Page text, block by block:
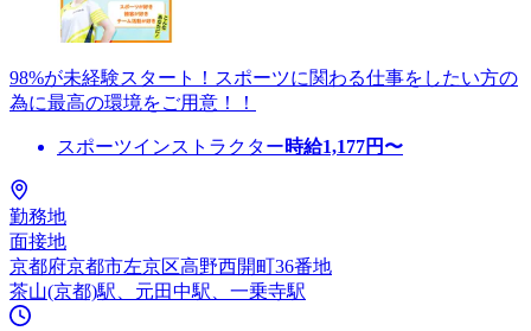
98%が未経験スタート！スポーツに関わる仕事をしたい方の
為に最高の環境をご用意！！
スポーツインストラクター時給1,177円〜
勤務地
面接地
京都府京都市左京区高野西開町36番地
茶山(京都)駅、元田中駅、一乗寺駅